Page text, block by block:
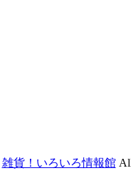
雑貨！いろいろ情報館All